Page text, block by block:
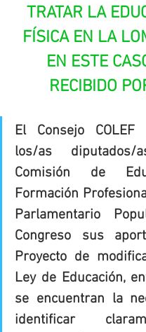
TRATAR LA
FÍSICA EN LA
EN ESTE
RECIBIDO
El Consejo
los/as
Comisión de
Formación
Parlamentario
Congreso sus
Proyecto de
Ley de Educación,
se encuentran la
identificar